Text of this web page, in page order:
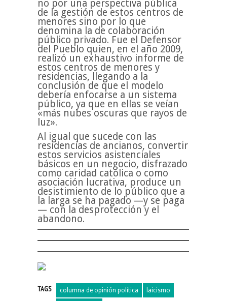
no por una perspectiva pública
de la gestión de estos centros de
menores sino por lo que
denomina la de colaboración
público privado. Fue el Defensor
del Pueblo quien, en el año 2009,
realizó un exhaustivo informe de
estos centros de menores y
residencias, llegando a la
conclusión de que el modelo
debería enfocarse a un sistema
público, ya que en ellas se veían
«más nubes oscuras que rayos de
luz».
Al igual que sucede con las
residencias de ancianos, convertir
estos servicios asistenciales
básicos en un negocio, disfrazado
como caridad católica o como
asociación lucrativa, produce un
desistimiento de lo público que a
la larga se ha pagado —y se paga
— con la desprotección y el
abandono.
TAGS columna de opinión política laicismo